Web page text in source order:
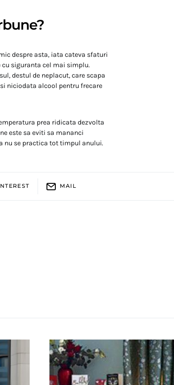
despre asta, iata cateva sfaturi
siguranta cel mai simplu.
destul de neplacut, care scapa
niciodata alcool pentru frecare
prea ridicata dezvolta
este sa eviti sa mananci
nu se practica tot timpul anului.
MAIL